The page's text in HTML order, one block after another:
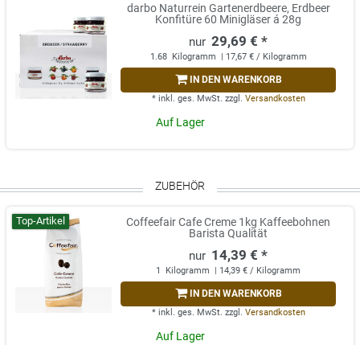
darbo Naturrein Gartenerdbeere, Erdbeer
Konfitüre 60 Minigläser á 28g
29,69 € *
1.68 Kilogramm | 17,67 € / Kilogramm
IN DEN WARENKORB
* inkl. ges. MwSt. zzgl. Versandkosten
Auf Lager
ZUBEHÖR
Top-Artikel
Coffeefair Cafe Creme 1kg Kaffeebohnen
Barista Qualität
14,39 € *
1 Kilogramm | 14,39 € / Kilogramm
IN DEN WARENKORB
* inkl. ges. MwSt. zzgl. Versandkosten
Auf Lager